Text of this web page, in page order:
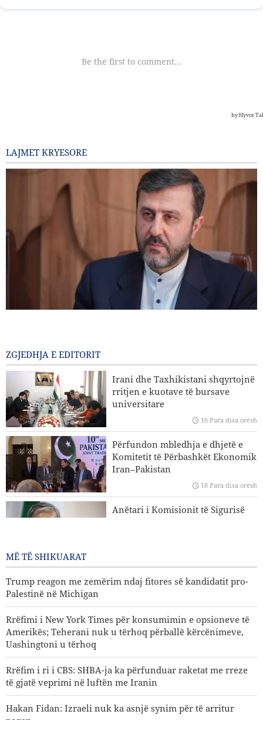
LAJMET KRYESORE
Sulme ajrore dhe bombardime artilerie të regjimit sionist
në jug të Libanit
Eksperti iranian i çështjeve ndërkombëtare: Strategjitë e
Iranit në lidhje me Ngushticën e Hormuzit nuk kanë
ndryshuar
Hakan Fidan: Izraeli nuk ka asnjë synim për të arritur
paqen
Trump reagon me zemërim ndaj fitores së kandidatit pro-
Palestinë në Michigan
ZGJEDHJA E EDITORIT
Irani dhe Taxhikistani shqyrtojnë
rritjen e kuotave të bursave
universitare
16 Para disa orësh
Përfundon mbledhja e dhjetë e
Komitetit të Përbashkët Ekonomik
Iran–Pakistan
18 Para disa orësh
Anëtari i Komisionit të Sigurisë
MË TË SHIKUARAT
Trump reagon me zemërim ndaj fitores së kandidatit pro-
Palestinë në Michigan
Rrëfimi i New York Times për konsumimin e opsioneve të
Amerikës; Teherani nuk u tërhoq përballë kërcënimeve,
Uashingtoni u tërhoq
Rrëfim i ri i CBS: SHBA-ja ka përfunduar raketat me rreze
të gjatë veprimi në luftën me Iranin
Hakan Fidan: Izraeli nuk ka asnjë synim për të arritur
paqen